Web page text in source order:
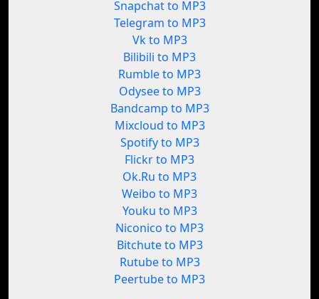
Snapchat to MP3
Telegram to MP3
Vk to MP3
Bilibili to MP3
Rumble to MP3
Odysee to MP3
Bandcamp to MP3
Mixcloud to MP3
Spotify to MP3
Flickr to MP3
Ok.Ru to MP3
Weibo to MP3
Youku to MP3
Niconico to MP3
Bitchute to MP3
Rutube to MP3
Peertube to MP3